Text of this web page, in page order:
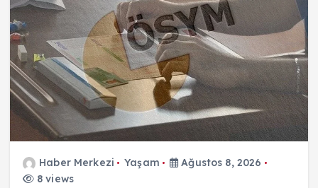
Haber Merkezi Yaşam
Ağustos 8, 2026
8 views